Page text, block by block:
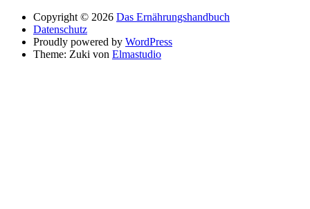
Copyright © 2026 Das Ernährungshandbuch
Datenschutz
Proudly powered by WordPress
Theme: Zuki von Elmastudio